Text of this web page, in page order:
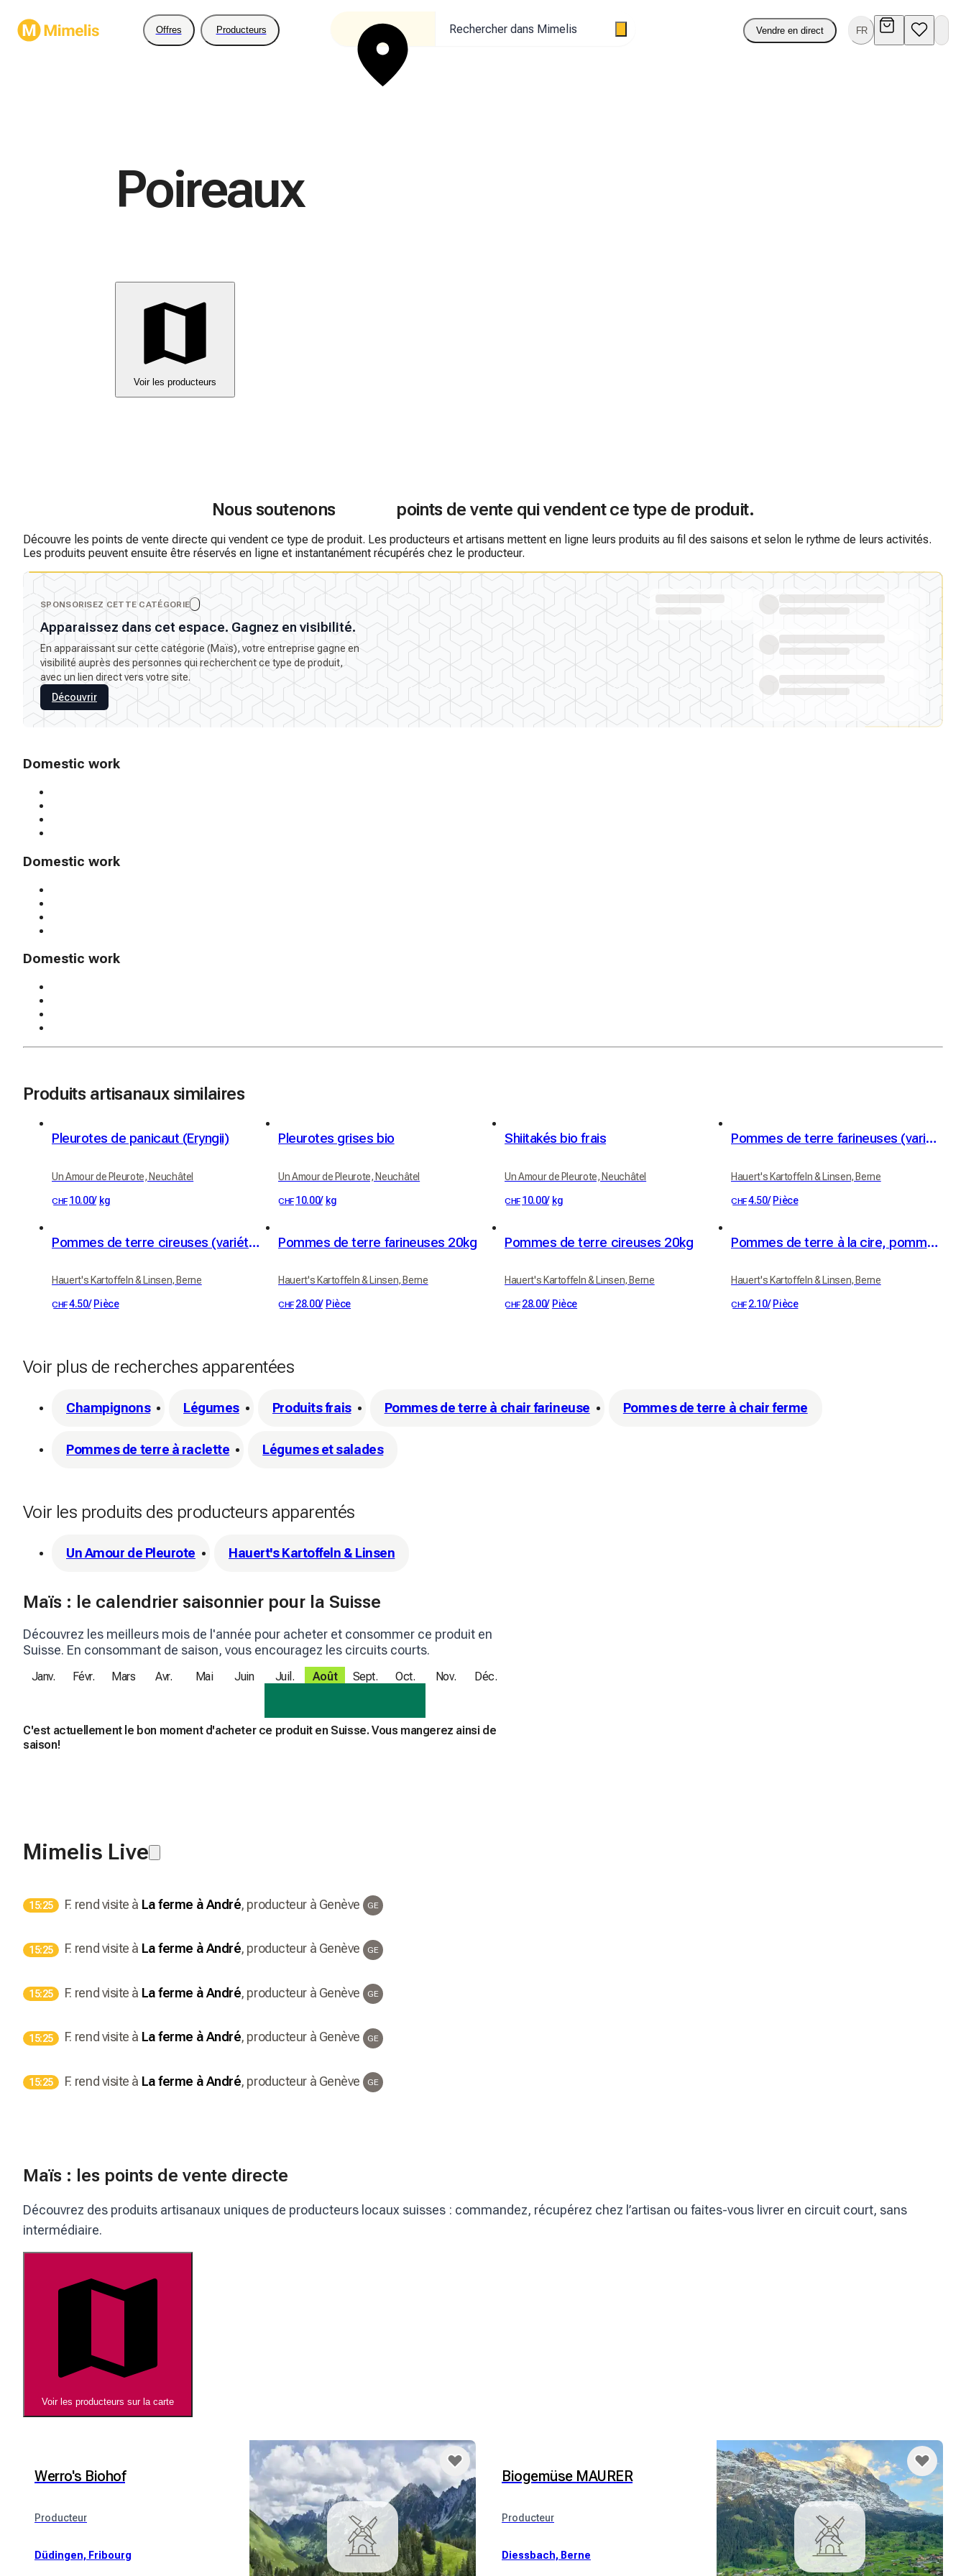
Offres Producteurs Rechercher dans Mimelis Vendre en direct FR
Poireaux
Voir les producteurs
Nous soutenons points de vente qui vendent ce type de produit.
Découvre les points de vente directe qui vendent ce type de produit. Les producteurs et artisans mettent en ligne leurs produits au fil des saisons et selon le rythme de leurs activités.
Les produits peuvent ensuite être réservés en ligne et instantanément récupérés chez le producteur.
SPONSORISEZ CETTE CATÉGORIE
Apparaissez dans cet espace. Gagnez en visibilité.
En apparaissant sur cette catégorie (Maïs), votre entreprise gagne en
visibilité auprès des personnes qui recherchent ce type de produit,
avec un lien direct vers votre site.
Découvrir
Domestic work
Domestic work
Domestic work
Produits artisanaux similaires
Pleurotes de panicaut (Eryngii)
Un Amour de Pleurote, Neuchâtel
CHF 10.00/ kg
Pleurotes grises bio
Un Amour de Pleurote, Neuchâtel
CHF 10.00/ kg
Shiitakés bio frais
Un Amour de Pleurote, Neuchâtel
CHF 10.00/ kg
Pommes de terre farineuses (variété Victoria)
Hauert's Kartoffeln & Linsen, Berne
CHF4.50/ Pièce
Pommes de terre cireuses (variété Erika)
Hauert's Kartoffeln & Linsen, Berne
CHF4.50/ Pièce
Pommes de terre farineuses 20kg
Hauert's Kartoffeln & Linsen, Berne
CHF 28.00/ Pièce
Pommes de terre cireuses 20kg
Hauert's Kartoffeln & Linsen, Berne
CHF 28.00/ Pièce
Pommes de terre à la cire, pommes de terre à raclette 1kg
Hauert's Kartoffeln & Linsen, Berne
CHF 2.10/ Pièce
Voir plus de recherches apparentées
Champignons Légumes Produits frais Pommes de terre à chair farineuse Pommes de terre à chair ferme
Pommes de terre à raclette Légumes et salades
Voir les produits des producteurs apparentés
Un Amour de Pleurote Hauert's Kartoffeln & Linsen
Maïs : le calendrier saisonnier pour la Suisse
Découvrez les meilleurs mois de l'année pour acheter et consommer ce produit en
Suisse. En consommant de saison, vous encouragez les circuits courts.
Janv. Févr. Mars Avr. Mai Juin Juil. Août Sept. Oct. Nov. Déc.
C'est actuellement le bon moment d'acheter ce produit en Suisse. Vous mangerez ainsi de
saison!
Mimelis Live
15:25 F. rend visite à La ferme à André, producteur à Genève GE
15:25 F. rend visite à La ferme à André, producteur à Genève GE
15:25 F. rend visite à La ferme à André, producteur à Genève GE
15:25 F. rend visite à La ferme à André, producteur à Genève GE
15:25 F. rend visite à La ferme à André, producteur à Genève GE
Maïs : les points de vente directe
Découvrez des produits artisanaux uniques de producteurs locaux suisses : commandez, récupérez chez l’artisan ou faites-vous livrer en circuit court, sans
intermédiaire.
Voir les producteurs sur la carte
Werro's Biohof
Producteur
Düdingen, Fribourg
Biogemüse MAURER
Producteur
Diessbach, Berne